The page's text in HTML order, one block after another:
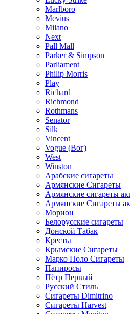
Marlboro
Mevius
Milano
Next
Pall Mall
Parker & Simpson
Parliament
Philip Morris
Play
Richard
Richmond
Rothmans
Senator
Silk
Vincent
Vogue (Вог)
West
Winston
Арабские сигареты
Армянские Сигареты
Армянские сигареты
Армянские Сигареты
Морион
Белорусские сигареты
Донской Табак
Кресты
Крымские Сигареты
Марко Поло Сигареты
Папиросы
Пётр Первый
Русский Стиль
Сигареты Dimitrino
Сигареты Harvest